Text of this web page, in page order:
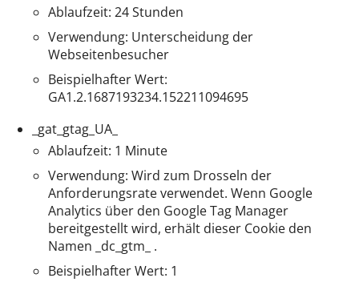
Ablaufzeit: 24 Stunden
Verwendung: Unterscheidung der
Webseitenbesucher
Beispielhafter Wert:
GA1.2.1687193234.152211094695
_gat_gtag_UA_
Ablaufzeit: 1 Minute
Verwendung: Wird zum Drosseln der
Anforderungsrate verwendet. Wenn Google
Analytics über den Google Tag Manager
bereitgestellt wird, erhält dieser Cookie den
Namen _dc_gtm_ .
Beispielhafter Wert: 1